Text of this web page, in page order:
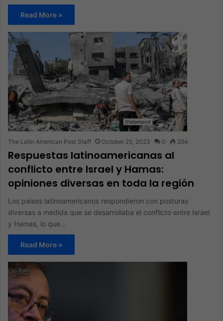
Read More »
The Latin American Post Staff October 25, 2023 0 294
Respuestas latinoamericanas al
conflicto entre Israel y Hamas:
opiniones diversas en toda la región
Los países latinoamericanos respondieron con posturas
diversas a medida que se desarrollaba el conflicto entre Israel
y Hamas, lo que…
Read More »